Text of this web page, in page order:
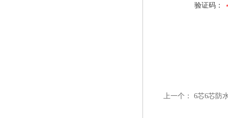
验证码：
上一个： 6芯6芯防